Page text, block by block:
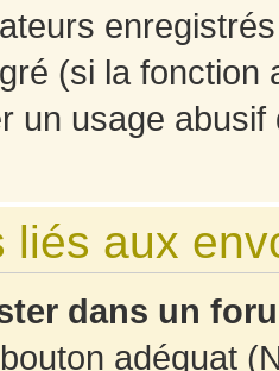
(si la fonction
un usage
liés aux
dans un
adéquat